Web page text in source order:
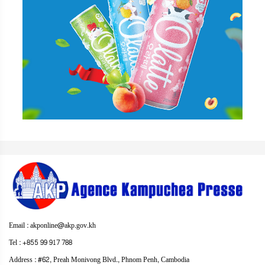
Email : akponline@akp.gov.kh
Tel : +855 99 917 788
Address : ​#62, Preah Monivong Blvd., Phnom Penh, Cambodia